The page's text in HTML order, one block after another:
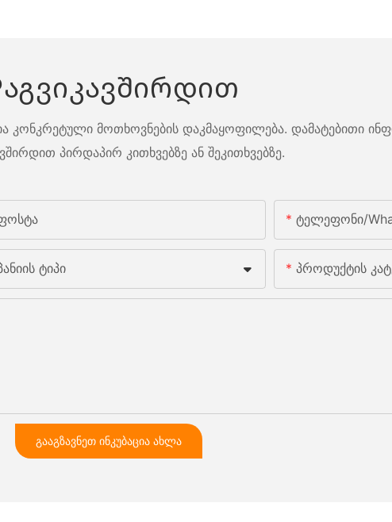
კონკრეტული მოთხოვნების დაკმაყოფილება. დამატებითი
პირდაპირ კითხვებზე ან შეკითხვებზე.
Ტელეფონი/
Ტიპი Პროდუქტის
ᲒᲐᲐᲒᲖᲐᲕᲜᲔᲗ ᲘᲜᲙᲣᲑᲐᲪᲘᲐ ᲐᲮᲚᲐ